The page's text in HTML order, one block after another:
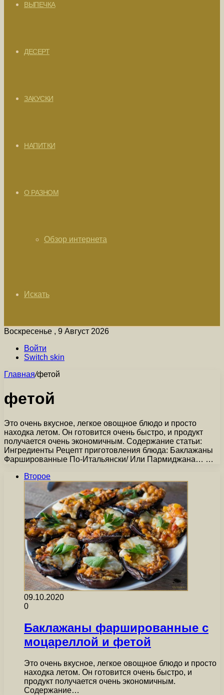
ВЫПЕЧКА
ДЕСЕРТ
ЗАКУСКИ
НАПИТКИ
О РАЗНОМ
Обзор интернета
Искать
Воскресенье , 9 Август 2026
Войти
Switch skin
Главная/фетой
фетой
Это очень вкусное, легкое овощное блюдо и просто
находка летом. Он готовится очень быстро, и продукт
получается очень экономичным. Содержание статьи:
Ингредиенты Рецепт приготовления блюда: Баклажаны
Фаршированные По-Итальянски/ Или Пармиджана… …
Второе
09.10.2020
0
Баклажаны фаршированные с
моцареллой и фетой
Это очень вкусное, легкое овощное блюдо и просто
находка летом. Он готовится очень быстро, и
продукт получается очень экономичным.
Содержание…